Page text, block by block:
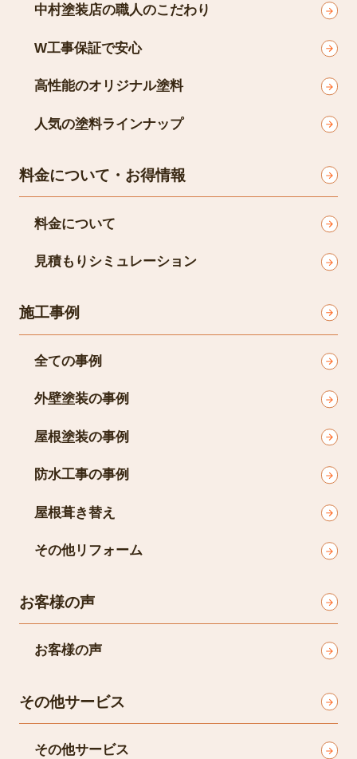
中村塗装店の職人のこだわり
W工事保証で安心
高性能のオリジナル塗料
人気の塗料ラインナップ
料金について・お得情報
料金について
見積もりシミュレーション
施工事例
全ての事例
外壁塗装の事例
屋根塗装の事例
防水工事の事例
屋根葺き替え
その他リフォーム
お客様の声
お客様の声
その他サービス
その他サービス